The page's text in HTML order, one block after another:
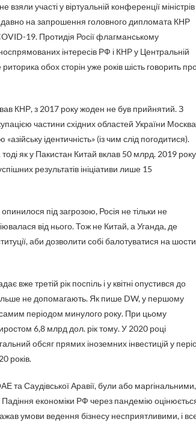
участі у віртуальній конференції міністрів
на запрошення головного дипломата КНР
19. Протидія Росії флагманському
інтересів РФ і КНР у Центральній
обох сторін уже років шість говорить
КНР, з 2017 року жоден не був прийнятий. З
частини східних областей України Москва
ідентичність» (із чим слід погодитися).
як у Пакистан Китай вклав 50 млрд. 2019 року
результатів ініціативи лише 15
під загрозою, Росія не тільки не
від нього. Тож не Китай, а Уганда, де
аби дозволити собі балотуватися на
третій рік поспіль і у квітні опустився до
не допомагають. Як пише DW, у першому
самим періодом минулого року. При цьому
6,8 млрд дол. рік тому. У 2020 році
обсяг прямих іноземних інвестицій у
років.
та Саудівської Аравії, були або маргінальними,
економіки РФ через пандемію
умови ведення бізнесу несприятливими, і